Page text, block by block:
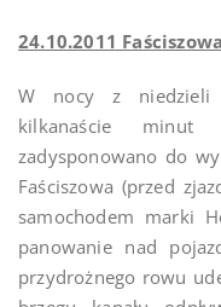
24.10.2011
W nocy z niedzieli
kilkanaście minut
zadysponowano do
Faściszowa (przed
samochodem marki
panowanie nad
przydrożnego rowu